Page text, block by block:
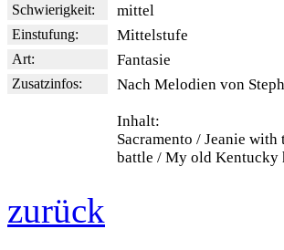
Schwierigkeit: mittel
Einstufung: Mittelstufe
Art: Fantasie
Zusatzinfos: Nach Melodien von
Inhalt:
Sacramento / Jeanie
battle / My old Kentucky
zurück